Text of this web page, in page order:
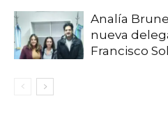
Analía
nueva
Francisco